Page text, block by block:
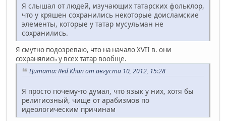
Я слышал от людей, изучающих татарских фольклор,
что у кряшен сохранились некоторые доисламские
элементы, которые у татар мусульман не
сохранились.
Я смутно подозреваю, что на начало XVII в. они
сохранялись у всех татар вообще.
Цитата: Red Khan от августа 10, 2012, 15:28
Я просто почему-то думал, что язык у них, хотя бы
религиозный, чище от арабизмов по
идеологическим причинам